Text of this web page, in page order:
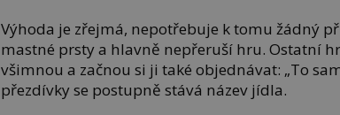
Výhoda je zřejmá, nepotřebuje k tomu žádný
mastné prsty a hlavně nepřeruší hru. Ostatní
všimnou a začnou si ji také objednávat: „To
přezdívky se postupně stává název jídla.